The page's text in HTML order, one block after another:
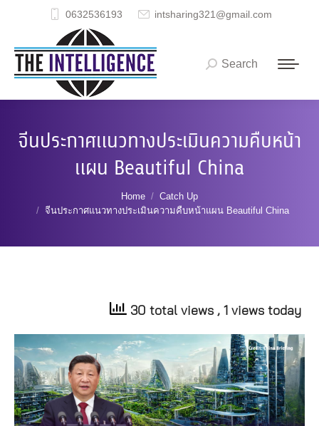
0632536193 intsharing321@gmail.com
Search:
Search
จีนประกาศแนวทางประเมินความคืบหน้า
แผน Beautiful China
Home
Catch Up
จีนประกาศแนวทางประเมินความคืบหน้าแผน Beautiful China
30 total views , 1 views today